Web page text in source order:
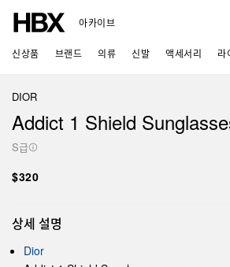
아카이브
신상품 브랜드 의류 신발 액세서리 라
DIOR
Addict 1 Shield
S급
$320
상세 설명
Dior